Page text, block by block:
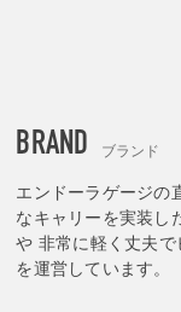
BRAND ブランド
エンドーラゲージの
なキャリーを実装し
や 非常に軽く丈夫
を運営しています。